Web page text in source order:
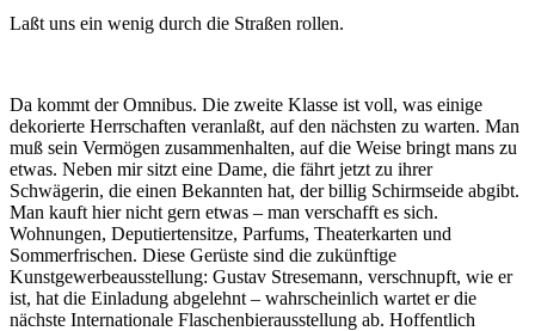
Laßt uns ein wenig durch die Straßen rollen.
Da kommt der Omnibus. Die zweite Klasse ist voll, was einige
dekorierte Herrschaften veranlaßt, auf den nächsten zu warten. Man
muß sein Vermögen zusammenhalten, auf die Weise bringt mans zu
etwas. Neben mir sitzt eine Dame, die fährt jetzt zu ihrer
Schwägerin, die einen Bekannten hat, der billig Schirmseide abgibt.
Man kauft hier nicht gern etwas – man verschafft es sich.
Wohnungen, Deputiertensitze, Parfums, Theaterkarten und
Sommerfrischen. Diese Gerüste sind die zukünftige
Kunstgewerbeausstellung: Gustav Stresemann, verschnupft, wie er
ist, hat die Einladung abgelehnt – wahrscheinlich wartet er die
nächste Internationale Flaschenbierausstellung ab. Hoffentlich